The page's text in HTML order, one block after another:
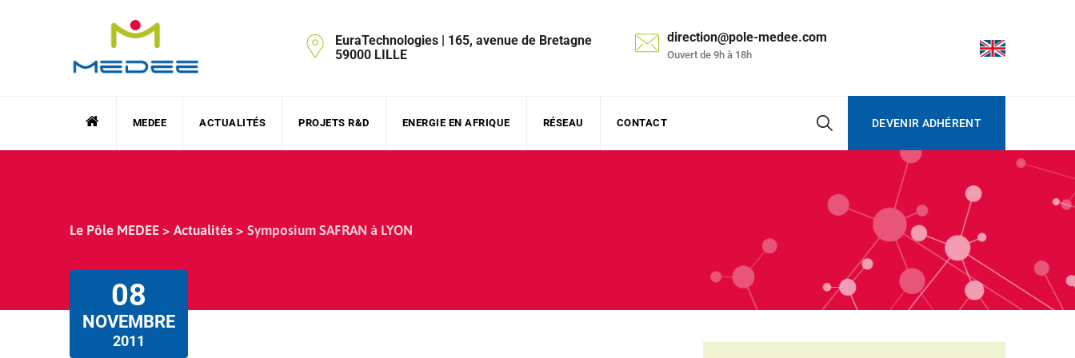
EuraTechnologies | 165, avenue de Bretagne
59000 LILLE
direction@pole-medee.com
Ouvert de 9h à 18h
MEDEE ACTUALITÉS PROJETS R&D ENERGIE EN AFRIQUE RÉSEAU CONTACT DEVENIR ADHÉRENT
Le Pôle MEDEE > Actualités > Symposium SAFRAN à LYON
08
NOVEMBRE
2011